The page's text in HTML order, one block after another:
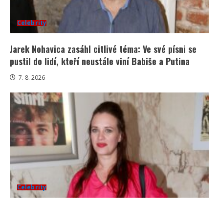
Celebrity
Jarek Nohavica zasáhl citlivé téma: Ve své písni se
pustil do lidí, kteří neustále viní Babiše a Putina
7. 8. 2026
Celebrity